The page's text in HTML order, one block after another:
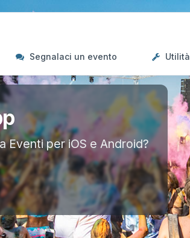
Segnalaci un evento Utilità
Eventi per iOS e Android?